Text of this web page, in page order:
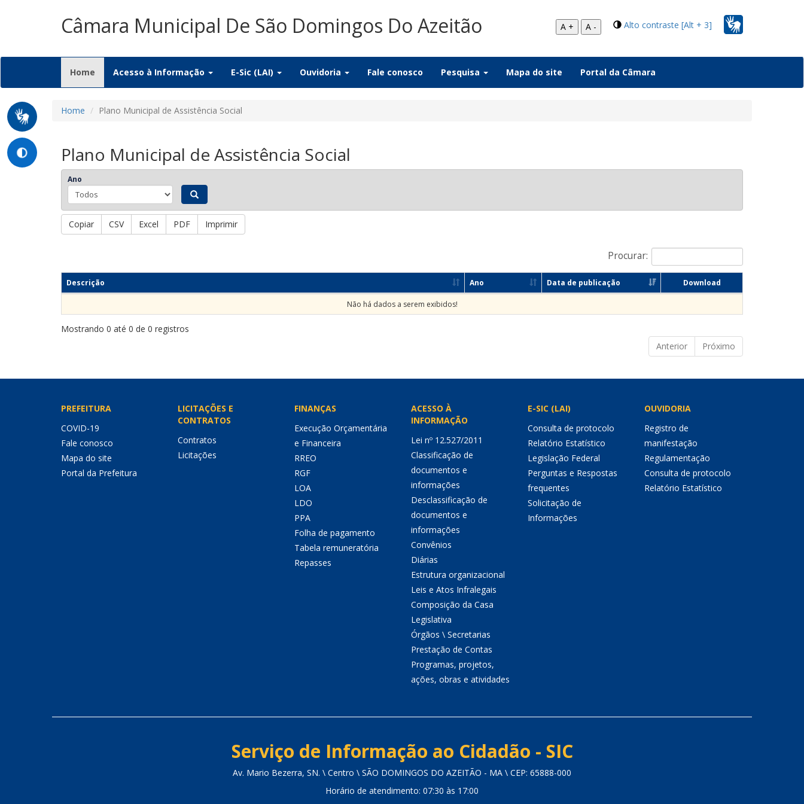
Câmara Municipal De São Domingos Do Azeitão Alto contraste [Alt + 3]
A + A -
Home (current)
Acesso à Informação E-Sic (LAI) Ouvidoria Fale conosco Pesquisa Mapa do site Portal da Câmara
Home Plano Municipal de Assistência Social
Plano Municipal de Assistência Social
Ano
Copiar CSV Excel PDF Imprimir
Procurar:
Descrição Ano Data de publicação Download
Não há dados a serem exibidos!
Mostrando 0 até 0 de 0 registros
Anterior
Próximo
PREFEITURA
COVID-19
Fale conosco
Mapa do site
Portal da Prefeitura
LICITAÇÕES E
CONTRATOS
Contratos
Licitações
FINANÇAS
Execução Orçamentária
e Financeira
RREO
RGF
LOA
LDO
PPA
Folha de pagamento
Tabela remuneratória
Repasses
ACESSO À
INFORMAÇÃO
Lei nº 12.527/2011
Classificação de
documentos e
informações
Desclassificação de
documentos e
informações
Convênios
Diárias
Estrutura organizacional
Leis e Atos Infralegais
Composição da Casa
Legislativa
Órgãos \ Secretarias
Prestação de Contas
Programas, projetos,
ações, obras e atividades
E-SIC (LAI)
Consulta de protocolo
Relatório Estatístico
Legislação Federal
Perguntas e Respostas
frequentes
Solicitação de
Informações
OUVIDORIA
Registro de
manifestação
Regulamentação
Consulta de protocolo
Relatório Estatístico
Serviço de Informação ao Cidadão - SIC
Av. Mario Bezerra, SN. \ Centro \ SÃO DOMINGOS DO AZEITÃO - MA \ CEP: 65888-000
Horário de atendimento: 07:30 às 17:00